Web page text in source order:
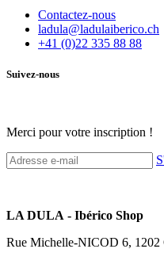
Contactez-nous
ladula@ladulaiberico.ch
+41 (0)22 335 88 88
Suivez-nous
Merci pour votre inscription !
LA DULA - Ibérico Shop
Rue Michelle-NICOD 6, 1202